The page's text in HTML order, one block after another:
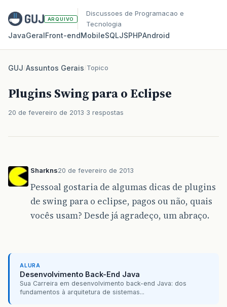
ARQUIVO
Discussoes de Programacao e
Tecnologia
JavaGeralFront‑endMobileSQLJSPHPAndroid
GUJ/Assuntos Gerais/Topico
Plugins Swing para o Eclipse
20 de fevereiro de 2013 3 respostas
Sharkns20 de fevereiro de 2013
Pessoal gostaria de algumas dicas de plugins
de swing para o eclipse, pagos ou não, quais
vocês usam? Desde já agradeço, um abraço.
ALURA
Desenvolvimento Back-End Java
Sua Carreira em desenvolvimento back-end Java: dos
fundamentos à arquitetura de sistemas...